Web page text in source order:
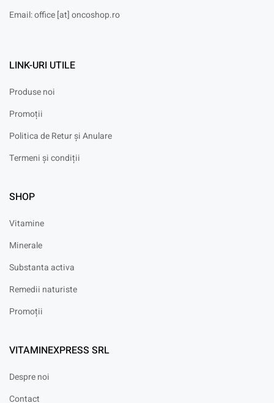
Email: office [at] oncoshop.ro
LINK-URI UTILE
Produse noi
Promoții
Politica de Retur și Anulare
Termeni și condiții
SHOP
Vitamine
Minerale
Substanta activa
Remedii naturiste
Promoții
VITAMINEXPRESS SRL
Despre noi
Contact